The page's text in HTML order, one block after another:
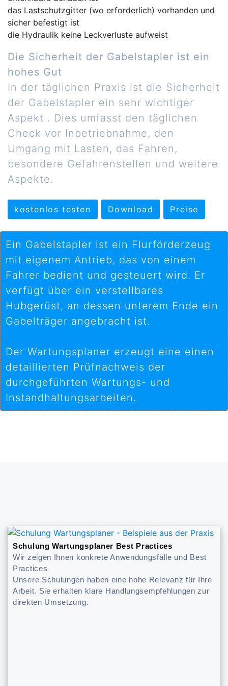
das Lastschutzgitter (wo erforderlich) vorhanden und
sicher befestigt ist
die Hydraulik keine Leckverluste aufweist
Die Sicherheit der Gabelstapler ist ein
hohes Gut
In der täglichen Praxis ist die Sicherheit
der Gabelstapler ein sehr wichtiger
Aspekt . Dies umfasst den täglichen
Check vor Inbetriebnahme, den
Umgang mit Lasten, das Fahren,
besondere Gefahrenstellen und weitere
Aspekte.
kostenlos testen Download Preise
Ein Gabelstapler ist ein Flurförderzeug
mit eigenem Antrieb, das von einem
Fahrer bedient und gesteuert wird. Er
verfügt über ein verstellbares
Hubgerüst, an dessen unterem Ende ein
Gabelträger angebracht ist.
Der Wartungsplaner erzeugt eine einen
detaillierten Prüfnachweis der
durchgeführten Wartungs- und
Instandhaltungsarbeiten.
Schulung Wartungsplaner Best Practices
Wir zeigen Ihnen konkrete Anwendungsfälle und Best
Practices
Unsere Schulungen haben eine hohe Relevanz für Ihre
Arbeit. Sie erhalten klare Handlungsempfehlungen zur
direkten Umsetzung.